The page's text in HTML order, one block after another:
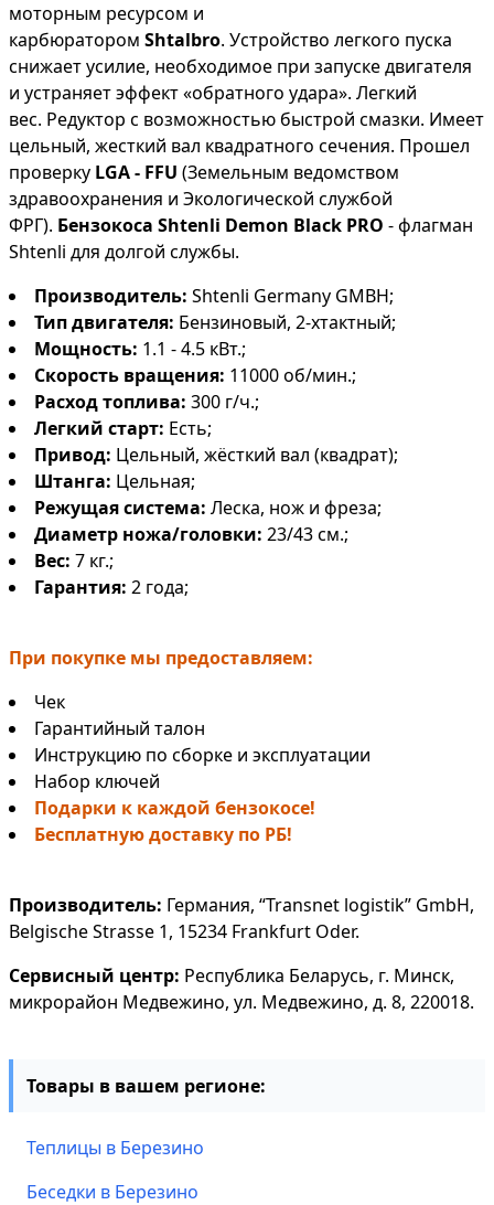
моторным ресурсом и
карбюратором Shtalbro. Устройство легкого пуска
снижает усилие, необходимое при запуске двигателя
и устраняет эффект «обратного удара». Легкий
вес. Редуктор с возможностью быстрой смазки. Имеет
цельный, жесткий вал квадратного сечения. Прошел
проверку LGA - FFU (Земельным ведомством
здравоохранения и Экологической службой
ФРГ). Бензокоса Shtenli Demon Black PRO - флагман
Shtenli для долгой службы.
Производитель: Shtenli Germany GMBH;
Тип двигателя: Бензиновый, 2-хтактный;
Мощность: 1.1 - 4.5 кВт.;
Скорость вращения: 11000 об/мин.;
Расход топлива: 300 г/ч.;
Легкий старт: Есть;
Привод: Цельный, жёсткий вал (квадрат);
Штанга: Цельная;
Режущая система: Леска, нож и фреза;
Диаметр ножа/головки: 23/43 см.;
Вес: 7 кг.;
Гарантия: 2 года;
При покупке мы предоставляем:
Чек
Гарантийный талон
Инструкцию по сборке и эксплуатации
Набор ключей
Подарки к каждой бензокосе!
Бесплатную доставку по РБ!
Производитель: Германия, “Transnet logistik” GmbH,
Belgische Strasse 1, 15234 Frankfurt Oder.
Сервисный центр: Республика Беларусь, г. Минск,
микрорайон Медвежино, ул. Медвежино, д. 8, 220018.
Товары в вашем регионе:
Теплицы в Березино
Беседки в Березино